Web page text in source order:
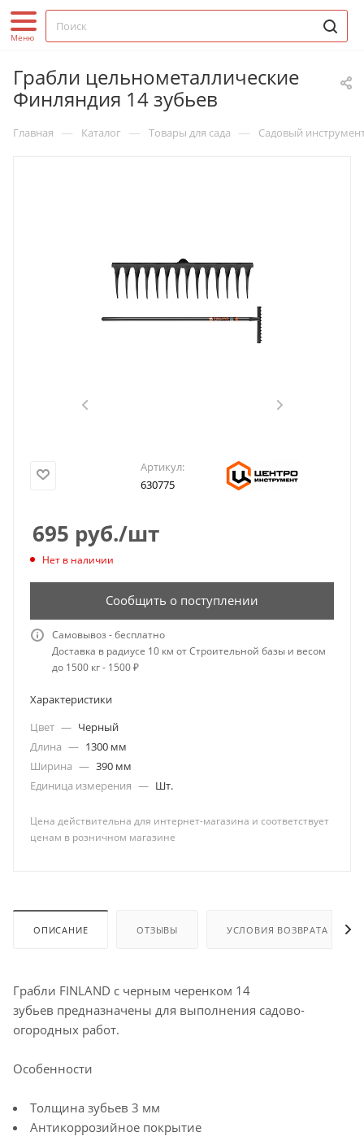
Грабли цельнометаллические
Финляндия 14 зубьев
Главная — Каталог — Товары для сада — Садовый
Артикул:
630775
695 руб./шт
Нет в наличии
Сообщить о поступлении
Самовывоз - бесплатно
Доставка в радиусе 10 км от Строительной базы и весом
до 1500 кг - 1500 ₽
Характеристики
Цвет — Черный
Длина — 1300 мм
Ширина — 390 мм
Единица измерения — Шт.
Цена действительна для интернет-магазина и соответствует
ценам в розничном магазине
ОПИСАНИЕ ОТЗЫВЫ УСЛОВИЯ ВОЗВРАТА
Грабли FINLAND с черным черенком 14
зубьев предназначены для выполнения садово-
огородных работ.
Особенности
Толщина зубьев 3 мм
Антикоррозийное покрытие